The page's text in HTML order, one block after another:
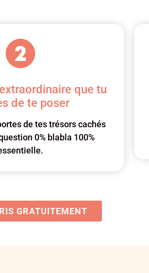
que tu
de te poser
de tes trésors cachés
0% blabla 100%
GRATUITEMENT